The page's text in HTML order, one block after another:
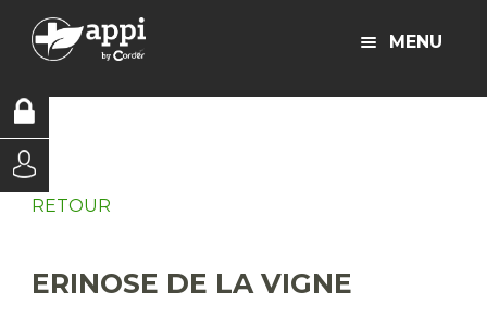
MENU
RETOUR
ERINOSE DE LA VIGNE